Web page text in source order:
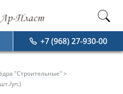
+7 (968) 27-930-00
"Строительные"
уп.)